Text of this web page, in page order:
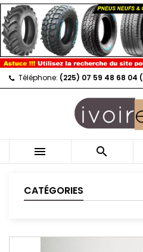
Téléphone: (225) 07 59 48 68 04
 
CATÉGORIES